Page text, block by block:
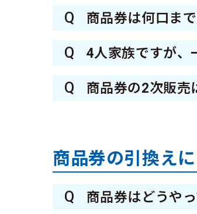
い。
年齢制限はござい
Q 商品券は何口ま
（3,000円で
Q 4人家族ですが、
お一人で4口を超
なお、同居の親族
Q 商品券の2次販売
商品券の引換え
Q 商品券はどうや